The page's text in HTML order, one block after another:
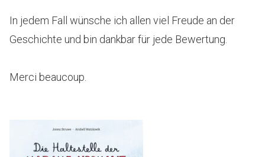
In jedem Fall wünsche ich allen viel Freude an der
Geschichte und bin dankbar für jede Bewertung.
Merci beaucoup.